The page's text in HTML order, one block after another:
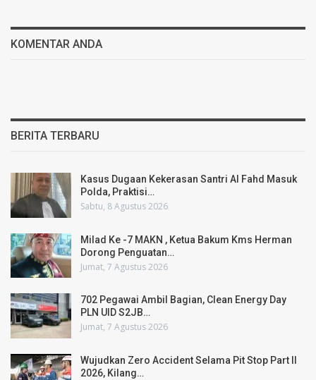
KOMENTAR ANDA
BERITA TERBARU
Kasus Dugaan Kekerasan Santri Al Fahd Masuk
Polda, Praktisi…
Sabtu, 8 Agustus 2026
Milad Ke -7 MAKN , Ketua Bakum Kms Herman
Dorong Penguatan…
Jumat, 7 Agustus 2026
702 Pegawai Ambil Bagian, Clean Energy Day
PLN UID S2JB…
Jumat, 7 Agustus 2026
Wujudkan Zero Accident Selama Pit Stop Part II
2026, Kilang…